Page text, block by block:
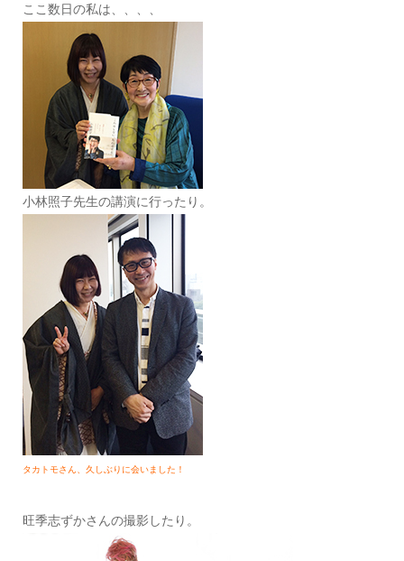
ここ数日の私は、、、、
小林照子先生の講演に行ったり。
タカトモさん、久しぶりに会いました！
旺季志ずかさんの撮影したり。